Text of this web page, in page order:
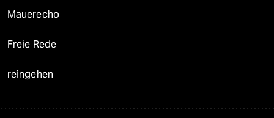
Mauerecho
Freie Rede
reingehen